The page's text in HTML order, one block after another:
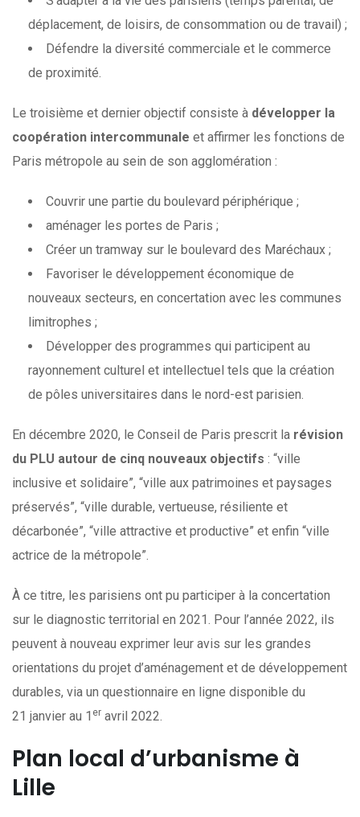
déplacement, de loisirs, de consommation ou de travail) ;
Défendre la diversité commerciale et le commerce
de proximité.
Le troisième et dernier objectif consiste à développer la
coopération intercommunale et affirmer les fonctions de
Paris métropole au sein de son agglomération :
Couvrir une partie du boulevard périphérique ;
aménager les portes de Paris ;
Créer un tramway sur le boulevard des Maréchaux ;
Favoriser le développement économique de
nouveaux secteurs, en concertation avec les communes
limitrophes ;
Développer des programmes qui participent au
rayonnement culturel et intellectuel tels que la création
de pôles universitaires dans le nord-est parisien.
En décembre 2020, le Conseil de Paris prescrit la révision
du PLU autour de cinq nouveaux objectifs : “ville
inclusive et solidaire”, “ville aux patrimoines et paysages
préservés”, “ville durable, vertueuse, résiliente et
décarbonée”, “ville attractive et productive” et enfin “ville
actrice de la métropole”.
À ce titre, les parisiens ont pu participer à la concertation
sur le diagnostic territorial en 2021. Pour l’année 2022, ils
peuvent à nouveau exprimer leur avis sur les grandes
orientations du projet d’aménagement et de développement
durables, via un questionnaire en ligne disponible du
21 janvier au 1 er avril 2022.
Plan local d’urbanisme à
Lille